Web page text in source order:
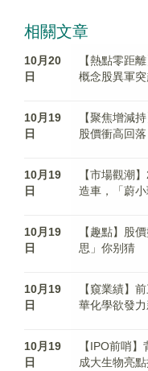
相關文章
10月20
日
【熱點零距
概念股異軍突
10月19
日
【聚焦增減
股價衝高回
10月19
日
【市場觀潮
造車，「蔚
10月19
日
【趣點】股
思」你别猜
10月19
日
【窺業績】
華化學欲發力
10月19
日
【IPO前哨
成大生物亮點